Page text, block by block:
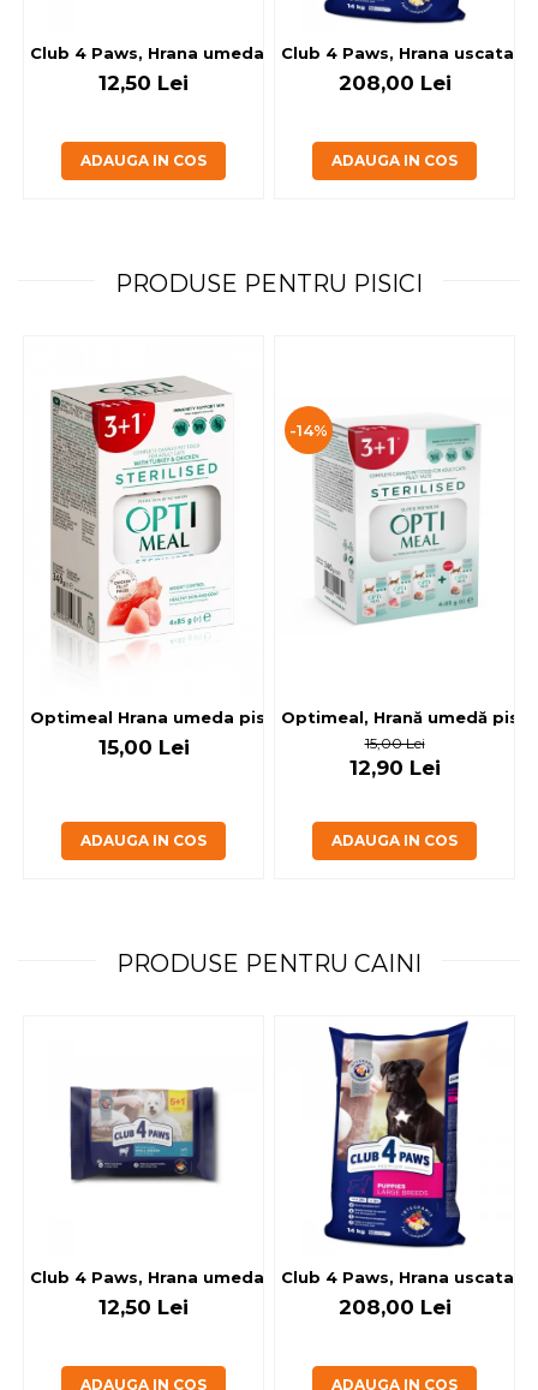
Club 4 Paws, Hrana umeda caini - cu miel, set 5+1, 6x80 g
12,50 Lei
ADAUGA IN COS
Club 4 Paws, Hrana uscata
208,00 Lei
ADAUGA IN COS
PRODUSE PENTRU PISICI
Optimeal Hrana umeda pisici
15,00 Lei
ADAUGA IN COS
-14%
Optimeal, Hrană umedă
15,00 Lei
12,90 Lei
ADAUGA IN COS
PRODUSE PENTRU CAINI
Club 4 Paws, Hrana umeda caini - cu miel, set 5+1, 6x80 g
12,50 Lei
ADAUGA IN COS
Club 4 Paws, Hrana uscata
208,00 Lei
ADAUGA IN COS